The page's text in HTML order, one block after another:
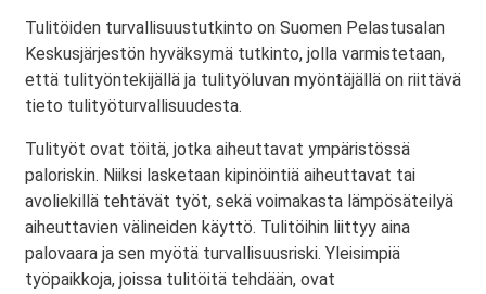
Tulitöiden turvallisuustutkinto on Suomen Pelastusalan
Keskusjärjestön hyväksymä tutkinto, jolla varmistetaan,
että tulityöntekijällä ja tulityöluvan myöntäjällä on riittävä
tieto tulityöturvallisuudesta.
Tulityöt ovat töitä, jotka aiheuttavat ympäristössä
paloriskin. Niiksi lasketaan kipinöintiä aiheuttavat tai
avoliekillä tehtävät työt, sekä voimakasta lämpösäteilyä
aiheuttavien välineiden käyttö. Tulitöihin liittyy aina
palovaara ja sen myötä turvallisuusriski. Yleisimpiä
työpaikkoja, joissa tulitöitä tehdään, ovat